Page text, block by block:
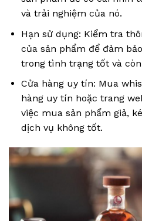
và trải nghiệm của nó.
Hạn sử dụng: Kiểm tra
của sản phẩm để đảm
trong tình trạng tốt và
Cửa hàng uy tín: Mua
hàng uy tín hoặc trang
việc mua sản phẩm giả,
dịch vụ không tốt.